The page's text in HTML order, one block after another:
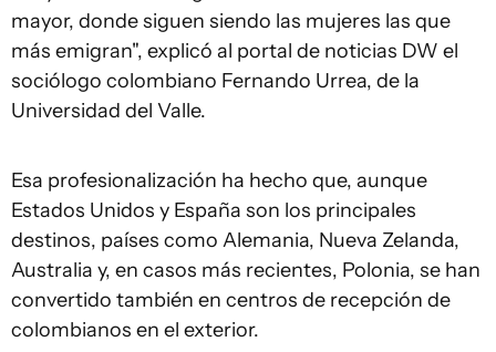
mayor, donde siguen siendo las mujeres las que
más emigran", explicó al portal de noticias DW el
sociólogo colombiano Fernando Urrea, de la
Universidad del Valle.
Esa profesionalización ha hecho que, aunque
Estados Unidos y España son los principales
destinos, países como Alemania, Nueva Zelanda,
Australia y, en casos más recientes, Polonia, se han
convertido también en centros de recepción de
colombianos en el exterior.